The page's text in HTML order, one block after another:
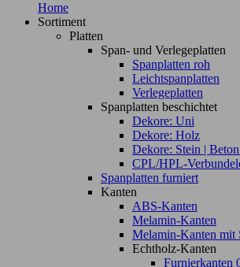
Home
Sortiment
Platten
Span- und Verlegeplatten
Spanplatten roh
Leichtspanplatten
Verlegeplatten
Spanplatten beschichtet
Dekore: Uni
Dekore: Holz
Dekore: Stein |
CPL/HPL-
Spanplatten furniert
Kanten
ABS-Kanten
Melamin-Kanten
Melamin-Kanten mit
Echtholz-Kanten
Furnierkanten